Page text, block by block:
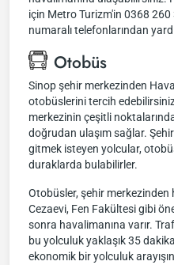
için Metro Turizm'in 0368
numaralı telefonlarından
Otobüs
Sinop şehir merkezinden
otobüslerini tercih
merkezinin çeşitli
doğrudan ulaşım sağlar.
gitmek isteyen yolcular,
duraklarda bulabilirler.
Otobüsler, şehir merkezinden
Cezaevi, Fen Fakültesi gibi
sonra havalimanına varır.
bu yolculuk yaklaşık 35
ekonomik bir yolculuk